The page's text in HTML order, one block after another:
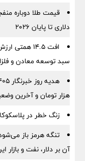
دلاری تا پایان ۲۰۲۶
افت ۱۴.۵
سبد توسعه معادن و
هزار تومان و آخرین
زنگ خطر در پلاسکوکار
تنگه هرمز باز
آن بر دلار، نفت و بازار